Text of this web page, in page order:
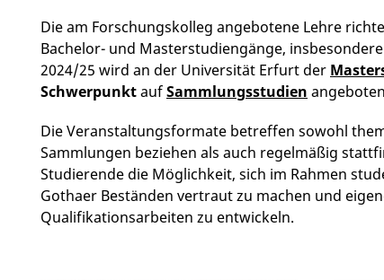
Die am Forschungskolleg angebotene Lehre
Bachelor- und Masterstudiengänge,
2024/25 wird an der Universität Erfurt der
SchwerpunktaufSammlungsstudien
Die Veranstaltungsformate betreffen sowohl
Sammlungen beziehen als auch regelmäßig
Studierende die Möglichkeit, sich im Rahmen
Gothaer Beständen vertraut zu machen und
Qualifikationsarbeiten zu entwickeln.